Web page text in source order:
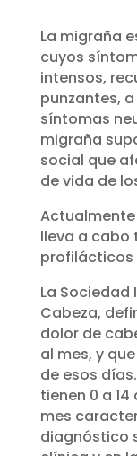
La migraña
cuyos
intensos,
punzantes,
síntomas
migraña
social que
de vida de
lleva a
profilácticos
La Sociedad
Cabeza,
dolor de
al mes, y
de esos
tienen 0 a
mes
diagnóstico